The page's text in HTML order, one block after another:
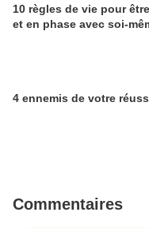
10 règles de vie pour
et en phase avec soi-
4 ennemis de votre
Commentaires